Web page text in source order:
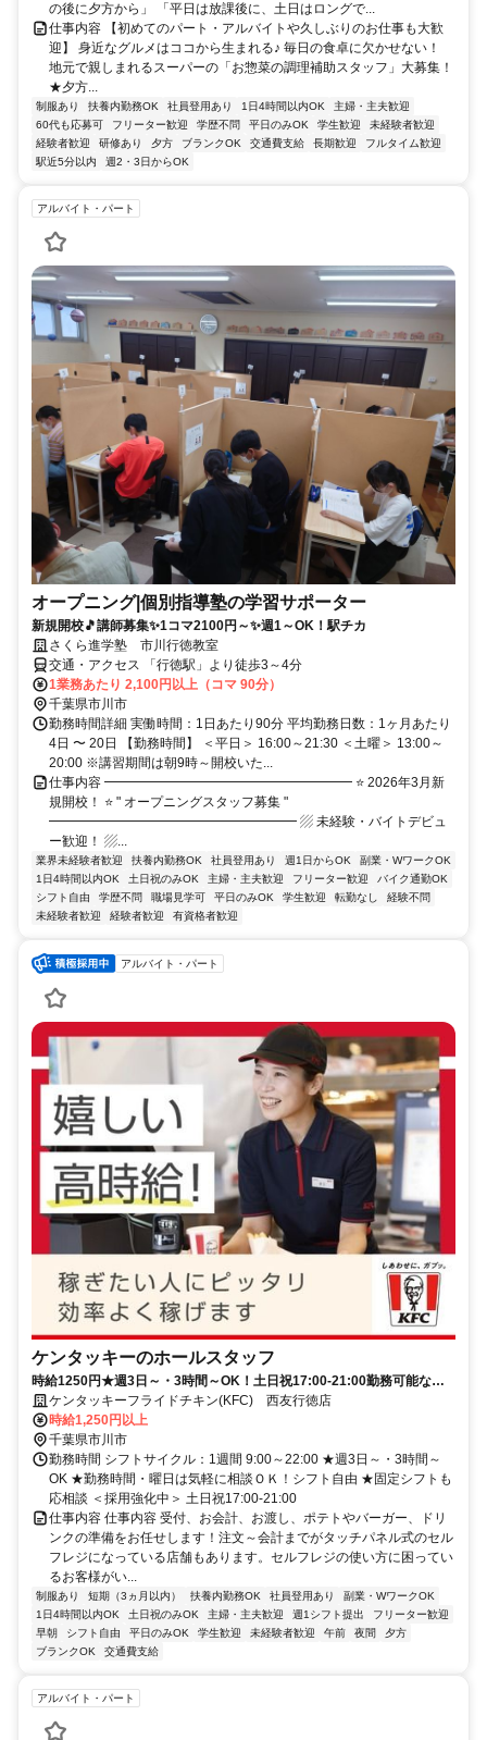
の後に夕方から」 「平日は放課後に、土日はロングで...
仕事内容 【初めてのパート・アルバイトや久しぶりのお仕事も大歓
迎】 身近なグルメはココから生まれる♪ 毎日の食卓に欠かせない！
地元で親しまれるスーパーの「お惣菜の調理補助スタッフ」大募集！
★夕方...
制服あり 扶養内勤務OK 社員登用あり 1日4時間以内OK
主婦・主夫歓迎
60代も応募可
フリーター歓迎 学歴不問 平日のみOK 学生歓迎
未経験者歓迎
経験者歓迎
研修あり 夕方 ブランクOK 交通費支給 長期歓迎
フルタイム歓迎
駅近5分以内
週2・3日からOK
アルバイト・パート
オープニング|個別指導塾の学習サポーター
新規開校🎵講師募集✨1コマ2100円～✨週1～OK！駅チカ
さくら進学塾 市川行徳教室
交通・アクセス 「行徳駅」より徒歩3～4分
1業務あたり 2,100円以上（コマ 90分）
千葉県市川市
勤務時間詳細 実働時間：1日あたり90分 平均勤務日数：1ヶ月あたり
4日 〜 20日 【勤務時間】 ＜平日＞ 16:00～21:30 ＜土曜＞ 13:00～
20:00 ※講習期間は朝9時～開校いた...
仕事内容 ━━━━━━━━━━━━━━━━━━━ ⭐ 2026年3月新
規開校！ ⭐ " オープニングスタッフ募集 "
━━━━━━━━━━━━━━━━━━━ ▨ 未経験・バイトデビュ
ー歓迎！ ▨...
業界未経験者歓迎 扶養内勤務OK 社員登用あり 週1日からOK
副業・WワークOK
1日4時間以内OK
土日祝のみOK 主婦・主夫歓迎 フリーター歓迎
バイク通勤OK
シフト自由
学歴不問 職場見学可 平日のみOK 学生歓迎 転勤なし
経験不問
未経験者歓迎
経験者歓迎 有資格者歓迎
アルバイト・パート
ケンタッキーのホールスタッフ
時給1250円★週3日～・3時間～OK！土日祝17:00-21:00勤務可能な方
大歓迎♪
ケンタッキーフライドチキン(KFC) 西友行徳店
時給1,250円以上
千葉県市川市
勤務時間 シフトサイクル：1週間 9:00～22:00 ★週3日～・3時間～
OK ★勤務時間・曜日は気軽に相談ＯＫ！シフト自由 ★固定シフトも
応相談 ＜採用強化中＞ 土日祝17:00-21:00
仕事内容 仕事内容 受付、お会計、お渡し、ポテトやバーガー、ドリ
ンクの準備をお任せします！注文～会計までがタッチパネル式のセル
フレジになっている店舗もあります。セルフレジの使い方に困ってい
るお客様がい...
制服あり 短期（3ヵ月以内） 扶養内勤務OK 社員登用あり
副業・WワークOK
1日4時間以内OK
土日祝のみOK 主婦・主夫歓迎 週1シフト提出
フリーター歓迎
早朝
シフト自由 平日のみOK 学生歓迎 未経験者歓迎 午前 夜間
夕方
ブランクOK
交通費支給
アルバイト・パート